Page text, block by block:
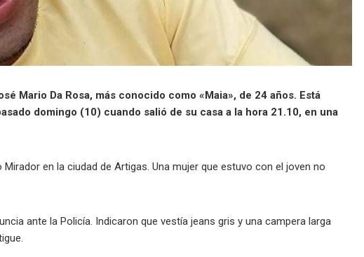
Mario Da Rosa, más conocido como «Maia», de 24 años. Está
domingo (10) cuando salió de su casa a la hora 21.10, en una
en la ciudad de Artigas. Una mujer que estuvo con el joven no
ante la Policía. Indicaron que vestía jeans gris y una campera larga